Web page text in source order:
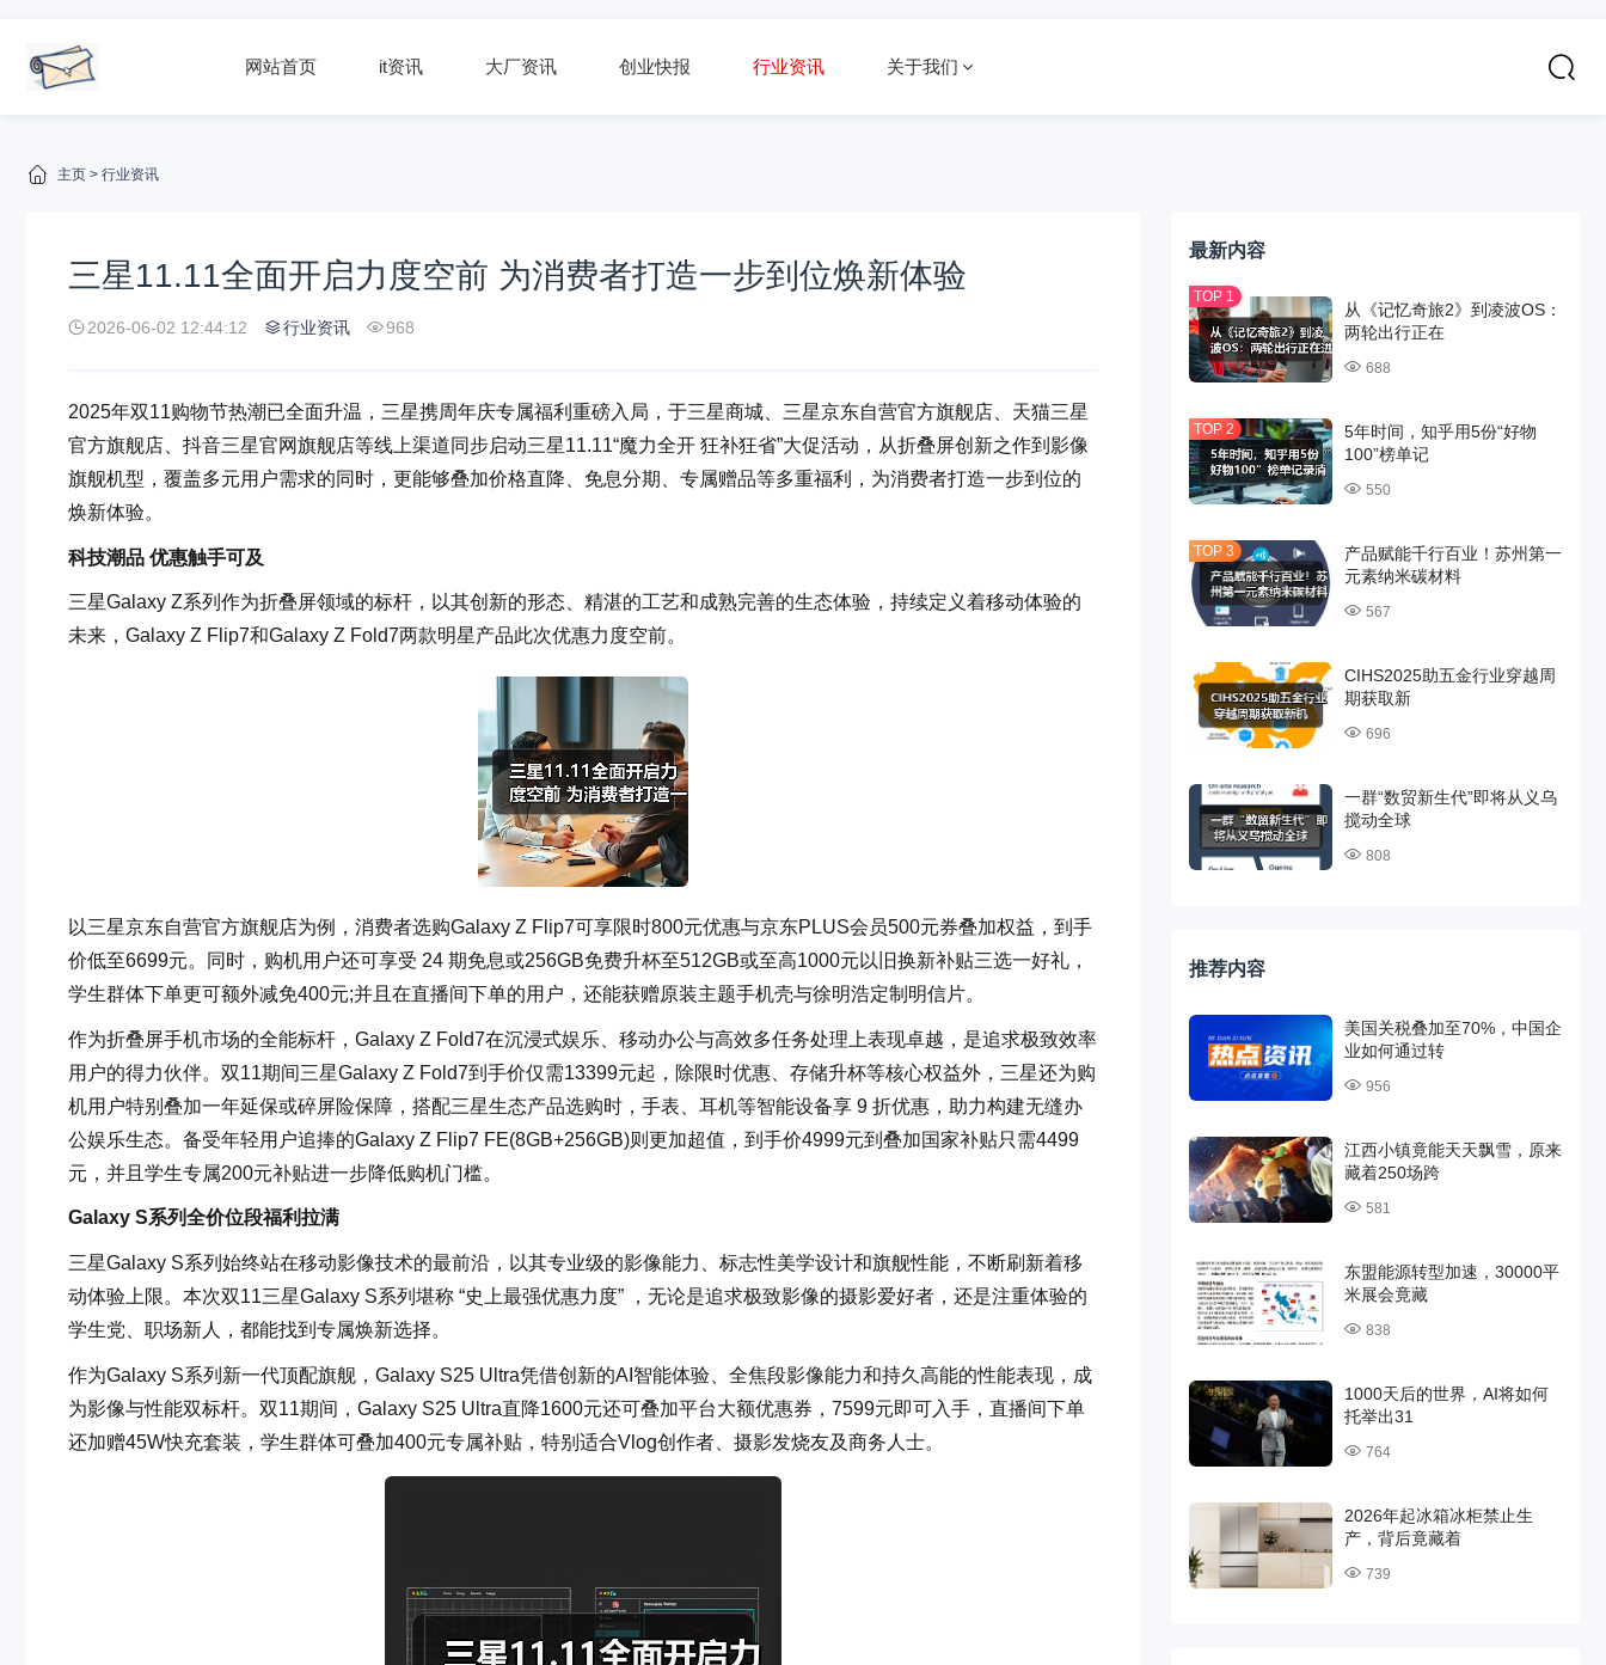
网站首页 it资讯 大厂资讯 创业快报 行业资讯 关于我们
主页 > 行业资讯
三星11.11全面开启力度空前 为消费者打造一步到位焕新体验
2026-06-02 12:44:12 行业资讯 968
2025年双11购物节热潮已全面升温，三星携周年庆专属福利重磅入局，于三星商城、三星京东自营官方旗舰店、天猫三星
官方旗舰店、抖音三星官网旗舰店等线上渠道同步启动三星11.11“魔力全开 狂补狂省”大促活动，从折叠屏创新之作到影像
旗舰机型，覆盖多元用户需求的同时，更能够叠加价格直降、免息分期、专属赠品等多重福利，为消费者打造一步到位的
焕新体验。
科技潮品 优惠触手可及
三星Galaxy Z系列作为折叠屏领域的标杆，以其创新的形态、精湛的工艺和成熟完善的生态体验，持续定义着移动体验的
未来，Galaxy Z Flip7和Galaxy Z Fold7两款明星产品此次优惠力度空前。
以三星京东自营官方旗舰店为例，消费者选购Galaxy Z Flip7可享限时800元优惠与京东PLUS会员500元券叠加权益，到手
价低至6699元。同时，购机用户还可享受 24 期免息或256GB免费升杯至512GB或至高1000元以旧换新补贴三选一好礼，
学生群体下单更可额外减免400元;并且在直播间下单的用户，还能获赠原装主题手机壳与徐明浩定制明信片。
作为折叠屏手机市场的全能标杆，Galaxy Z Fold7在沉浸式娱乐、移动办公与高效多任务处理上表现卓越，是追求极致效率
用户的得力伙伴。双11期间三星Galaxy Z Fold7到手价仅需13399元起，除限时优惠、存储升杯等核心权益外，三星还为购
机用户特别叠加一年延保或碎屏险保障，搭配三星生态产品选购时，手表、耳机等智能设备享 9 折优惠，助力构建无缝办
公娱乐生态。备受年轻用户追捧的Galaxy Z Flip7 FE(8GB+256GB)则更加超值，到手价4999元到叠加国家补贴只需4499
元，并且学生专属200元补贴进一步降低购机门槛。
Galaxy S系列全价位段福利拉满
三星Galaxy S系列始终站在移动影像技术的最前沿，以其专业级的影像能力、标志性美学设计和旗舰性能，不断刷新着移
动体验上限。本次双11三星Galaxy S系列堪称 “史上最强优惠力度” ，无论是追求极致影像的摄影爱好者，还是注重体验的
学生党、职场新人，都能找到专属焕新选择。
作为Galaxy S系列新一代顶配旗舰，Galaxy S25 Ultra凭借创新的AI智能体验、全焦段影像能力和持久高能的性能表现，成
为影像与性能双标杆。双11期间，Galaxy S25 Ultra直降1600元还可叠加平台大额优惠券，7599元即可入手，直播间下单
还加赠45W快充套装，学生群体可叠加400元专属补贴，特别适合Vlog创作者、摄影发烧友及商务人士。
最新内容
从《记忆奇旅2》到凌波OS：
两轮出行正在
688
5年时间，知乎用5份“好物
100”榜单记
550
产品赋能千行百业！苏州第一
元素纳米碳材料
567
CIHS2025助五金行业穿越周
期获取新
696
一群“数贸新生代”即将从义乌
搅动全球
808
推荐内容
美国关税叠加至70%，中国企
业如何通过转
956
江西小镇竟能天天飘雪，原来
藏着250场跨
581
东盟能源转型加速，30000平
米展会竟藏
838
1000天后的世界，AI将如何
托举出31
764
2026年起冰箱冰柜禁止生
产，背后竟藏着
739